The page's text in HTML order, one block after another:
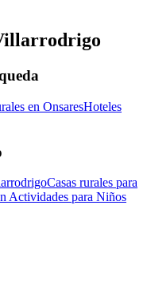
en OnsaresHoteles
Casas rurales para
Actividades para Niños